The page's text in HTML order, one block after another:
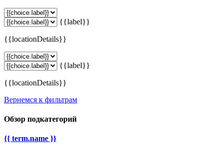
{{label}}
{{locationDetails}}
{{label}}
{{locationDetails}}
Вернемся к фильтрам
Обзор подкатегорий
{{ term.name }}